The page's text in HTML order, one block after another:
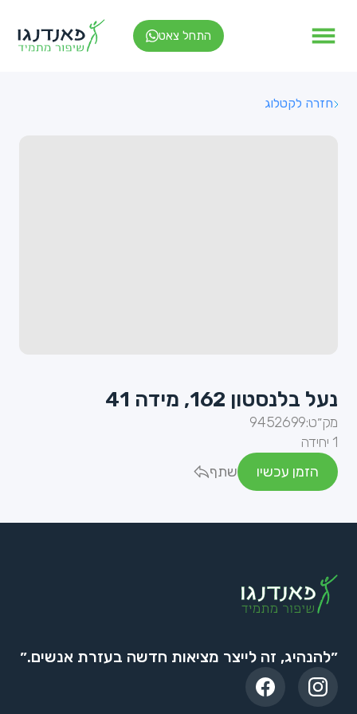
התחל צאט
חזרה לקטלוג
נעל בלנסטון 162, מידה 41
מק״ט:9452699
1 יחידה
הזמן עכשיו
שתף
״להנהיג, זה לייצר מציאות חדשה בעזרת אנשים.״